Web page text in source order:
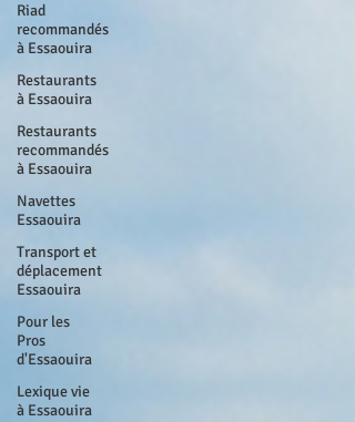
Riad
recommandés
à Essaouira
Restaurants
à Essaouira
Restaurants
recommandés
à Essaouira
Navettes
Essaouira
Transport et
déplacement
Essaouira
Pour les
Pros
d'Essaouira
Lexique vie
à Essaouira